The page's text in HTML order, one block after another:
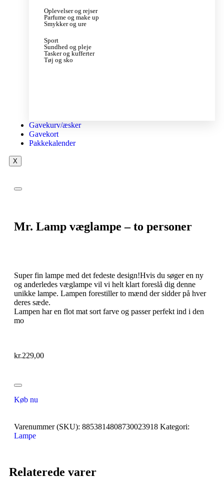
Oplevelser og rejser
Parfume og make up
Smykker og ure
Sport
Sundhed og pleje
Tasker og kufferter
Tøj og sko
Gavekurv/æsker
Gavekort
Pakkekalender
X
Mr. Lamp væglampe – to personer
Super fin lampe med det fedeste design!Hvis du søger en ny
og anderledes væglampe vil vi helt klart foreslå dig denne
unikke lampe. Lampen forestiller to mænd der sidder på hver
deres sæde.
Lampen har en flot mat sort farve og passer perfekt ind i den
mo
kr.229,00
Køb nu
Varenummer (SKU): 8853814808730023918 Kategori:
Lampe
Relaterede varer